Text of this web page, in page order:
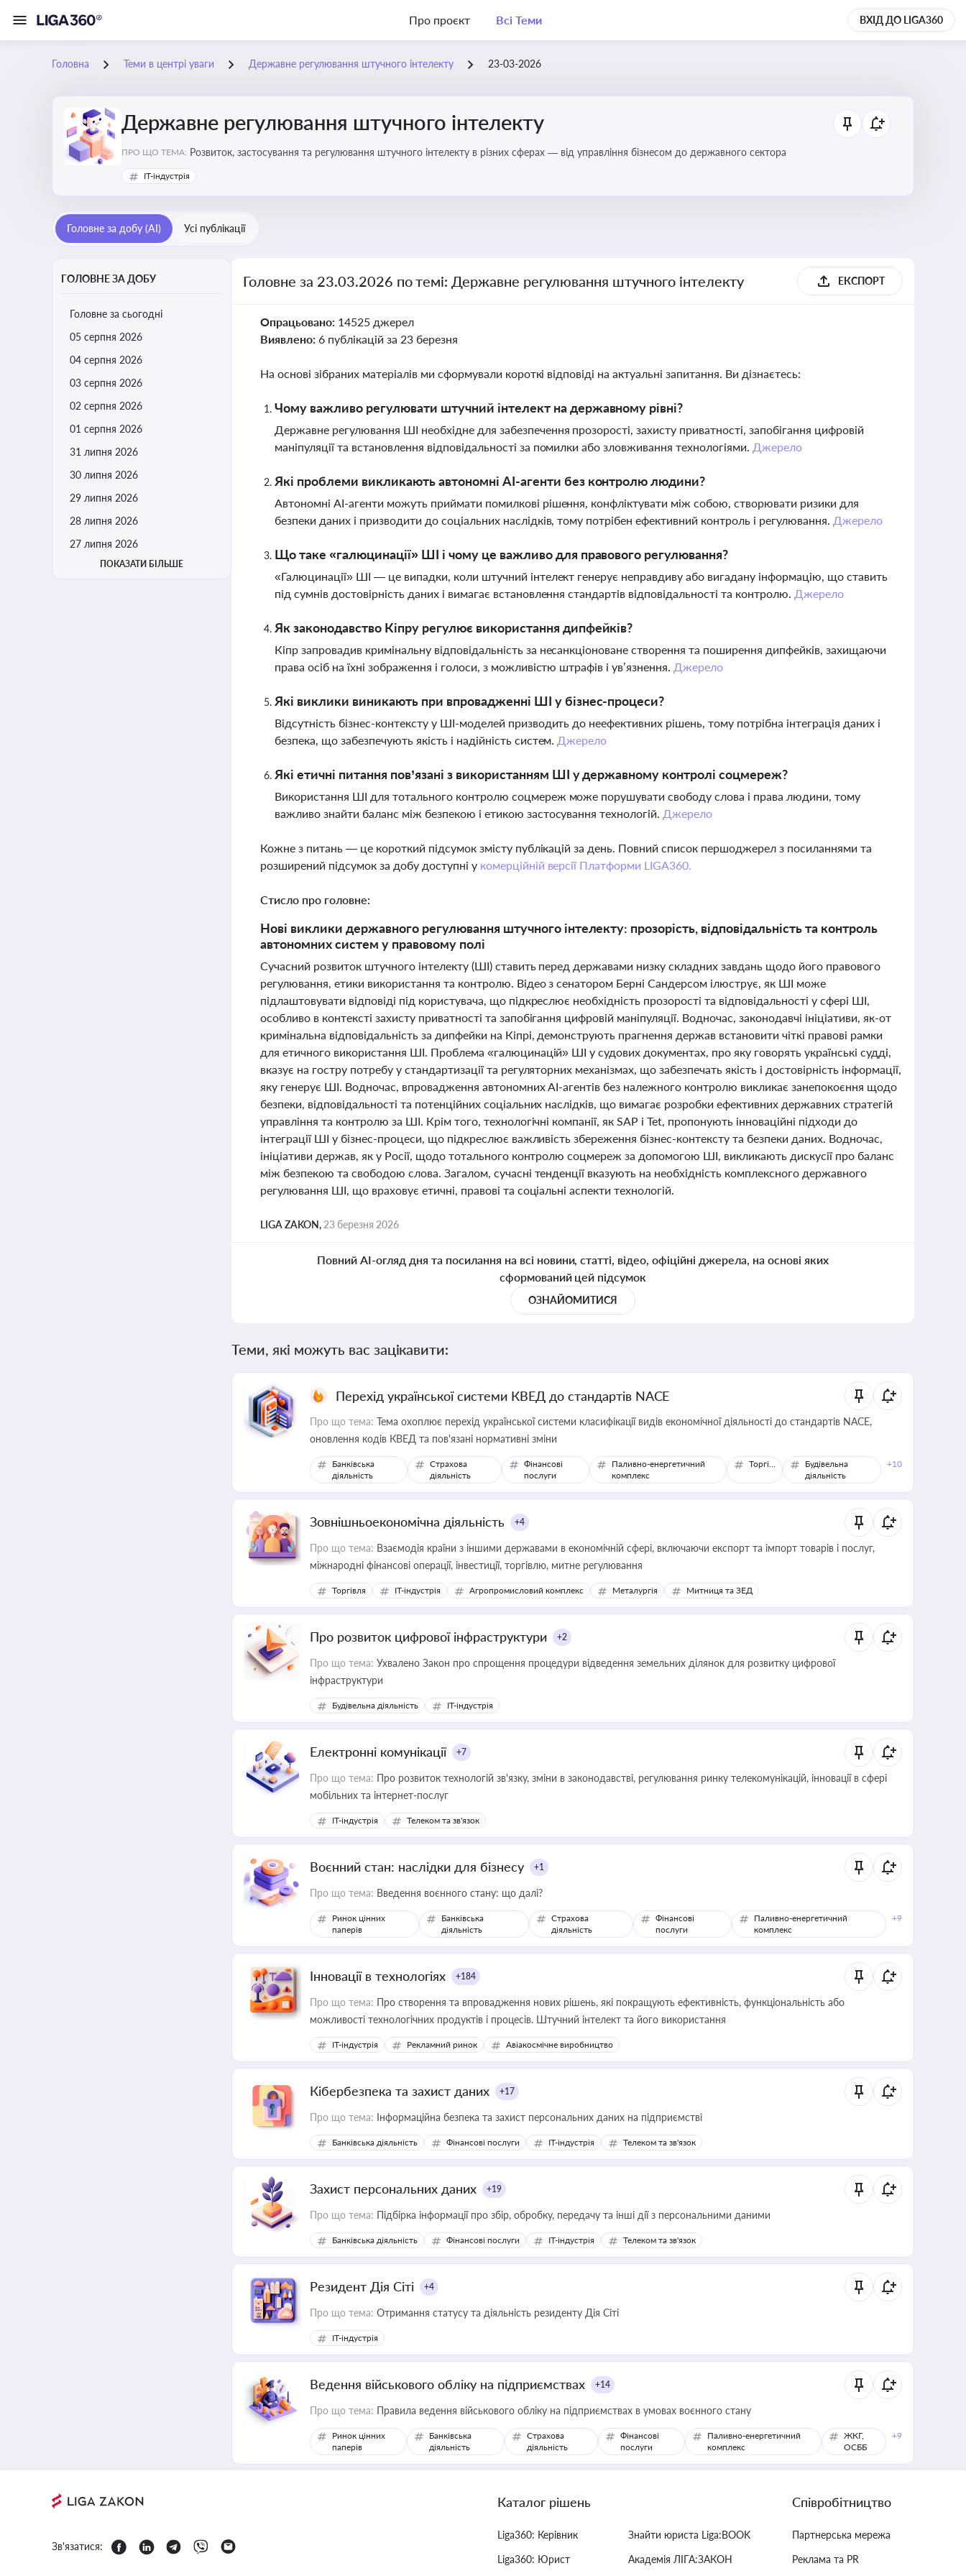
Про проєкт Всі Теми ВХІД ДО LIGA360
Головна Теми в центрі уваги Державне регулювання штучного інтелекту 23-03-2026
Державне регулювання штучного інтелекту
ПРО ЩО ТЕМА: Розвиток, застосування та регулювання штучного інтелекту в різних сферах — від управління бізнесом до державного сектора
IT-індустрія
Головне за добу (AI) Усі публікації
ГОЛОВНЕ ЗА ДОБУ
Головне за сьогодні
05 серпня 2026
04 серпня 2026
03 серпня 2026
02 серпня 2026
01 серпня 2026
31 липня 2026
30 липня 2026
29 липня 2026
28 липня 2026
27 липня 2026
ПОКАЗАТИ БІЛЬШЕ
Головне за 23.03.2026 по темі: Державне регулювання штучного інтелекту ЕКСПОРТ
Опрацьовано: 14525 джерел
Виявлено: 6 публікацій за 23 березня
На основі зібраних матеріалів ми сформували короткі відповіді на актуальні запитання. Ви дізнаєтесь:
Чому важливо регулювати штучний інтелект на державному рівні?
Державне регулювання ШІ необхідне для забезпечення прозорості, захисту приватності, запобігання цифровій
маніпуляції та встановлення відповідальності за помилки або зловживання технологіями. Джерело
Які проблеми викликають автономні AI-агенти без контролю людини?
Автономні AI-агенти можуть приймати помилкові рішення, конфліктувати між собою, створювати ризики для
безпеки даних і призводити до соціальних наслідків, тому потрібен ефективний контроль і регулювання. Джерело
Що таке «галюцинації» ШІ і чому це важливо для правового регулювання?
«Галюцинації» ШІ — це випадки, коли штучний інтелект генерує неправдиву або вигадану інформацію, що ставить
під сумнів достовірність даних і вимагає встановлення стандартів відповідальності та контролю. Джерело
Як законодавство Кіпру регулює використання дипфейків?
Кіпр запровадив кримінальну відповідальність за несанкціоноване створення та поширення дипфейків, захищаючи
права осіб на їхні зображення і голоси, з можливістю штрафів і ув’язнення. Джерело
Які виклики виникають при впровадженні ШІ у бізнес-процеси?
Відсутність бізнес-контексту у ШІ-моделей призводить до неефективних рішень, тому потрібна інтеграція даних і
безпека, що забезпечують якість і надійність систем. Джерело
Які етичні питання пов’язані з використанням ШІ у державному контролі соцмереж?
Використання ШІ для тотального контролю соцмереж може порушувати свободу слова і права людини, тому
важливо знайти баланс між безпекою і етикою застосування технологій. Джерело
Кожне з питань — це короткий підсумок змісту публікацій за день. Повний список першоджерел з посиланнями та
розширений підсумок за добу доступні у комерційній версії Платформи LIGA360.
Стисло про головне:
Нові виклики державного регулювання штучного інтелекту: прозорість, відповідальність та контроль
автономних систем у правовому полі
Сучасний розвиток штучного інтелекту (ШІ) ставить перед державами низку складних завдань щодо його правового
регулювання, етики використання та контролю. Відео з сенатором Берні Сандерсом ілюструє, як ШІ може
підлаштовувати відповіді під користувача, що підкреслює необхідність прозорості та відповідальності у сфері ШІ,
особливо в контексті захисту приватності та запобігання цифровій маніпуляції. Водночас, законодавчі ініціативи, як-от
кримінальна відповідальність за дипфейки на Кіпрі, демонструють прагнення держав встановити чіткі правові рамки
для етичного використання ШІ. Проблема «галюцинацій» ШІ у судових документах, про яку говорять українські судді,
вказує на гостру потребу у стандартизації та регуляторних механізмах, що забезпечать якість і достовірність інформації,
яку генерує ШІ. Водночас, впровадження автономних AI-агентів без належного контролю викликає занепокоєння щодо
безпеки, відповідальності та потенційних соціальних наслідків, що вимагає розробки ефективних державних стратегій
управління та контролю за ШІ. Крім того, технологічні компанії, як SAP і Tet, пропонують інноваційні підходи до
інтеграції ШІ у бізнес-процеси, що підкреслює важливість збереження бізнес-контексту та безпеки даних. Водночас,
ініціативи держав, як у Росії, щодо тотального контролю соцмереж за допомогою ШІ, викликають дискусії про баланс
між безпекою та свободою слова. Загалом, сучасні тенденції вказують на необхідність комплексного державного
регулювання ШІ, що враховує етичні, правові та соціальні аспекти технологій.
LIGA ZAKON, 23 березня 2026
Повний AI-огляд дня та посилання на всі новини, статті, відео, офіційні джерела, на основі яких
сформований цей підсумок
ОЗНАЙОМИТИСЯ
Теми, які можуть вас зацікавити:
Перехід української системи КВЕД до стандартів NACE
Про що тема: Тема охоплює перехід української системи класифікації видів економічної діяльності до стандартів NACE,
оновлення кодів КВЕД та пов'язані нормативні зміни
Банківська
діяльність
Страхова
діяльність
Фінансові
послуги
Паливно-енергетичний
комплекс
Торгівля
Будівельна
діяльність
+10
Зовнішньоекономічна діяльність +4
Про що тема: Взаємодія країни з іншими державами в економічній сфері, включаючи експорт та імпорт товарів і послуг,
міжнародні фінансові операції, інвестиції, торгівлю, митне регулювання
Торгівля IT-індустрія Агропромисловий комплекс Металургія Митниця та ЗЕД
Про розвиток цифрової інфраструктури +2
Про що тема: Ухвалено Закон про спрощення процедури відведення земельних ділянок для розвитку цифрової
інфраструктури
Будівельна діяльність IT-індустрія
Електронні комунікації +7
Про що тема: Про розвиток технологій зв'язку, зміни в законодавстві, регулювання ринку телекомунікацій, інновації в сфері
мобільних та інтернет-послуг
IT-індустрія Телеком та зв'язок
Воєнний стан: наслідки для бізнесу +1
Про що тема: Введення воєнного стану: що далі?
Ринок цінних
паперів
Банківська
діяльність
Страхова
діяльність
Фінансові
послуги
Паливно-енергетичний
комплекс
+9
Інновації в технологіях +184
Про що тема: Про створення та впровадження нових рішень, які покращують ефективність, функціональність або
можливості технологічних продуктів і процесів. Штучний інтелект та його використання
IT-індустрія Рекламний ринок Авіакосмічне виробництво
Кібербезпека та захист даних +17
Про що тема: Інформаційна безпека та захист персональних даних на підприємстві
Банківська діяльність Фінансові послуги IT-індустрія Телеком та зв'язок
Захист персональних даних +19
Про що тема: Підбірка інформації про збір, обробку, передачу та інші дії з персональними даними
Банківська діяльність Фінансові послуги IT-індустрія Телеком та зв'язок
Резидент Дія Сіті +4
Про що тема: Отримання статусу та діяльність резиденту Дія Сіті
IT-індустрія
Ведення військового обліку на підприємствах +14
Про що тема: Правила ведення військового обліку на підприємствах в умовах воєнного стану
Ринок цінних
паперів
Банківська
діяльність
Страхова
діяльність
Фінансові
послуги
Паливно-енергетичний
комплекс
ЖКГ,
ОСББ
+9
Зв'язатися:
Каталог рішень
Liga360: Керівник
Liga360: Юрист
Знайти юриста Liga:BOOK
Академія ЛІГА:ЗАКОН
Співробітництво
Партнерська мережа
Реклама та PR